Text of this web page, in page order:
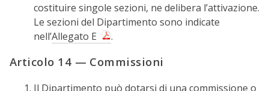
costituire singole sezioni, ne delibera l’attivazione.
Le sezioni del Dipartimento sono indicate
nell’Allegato E .
Articolo 14 — Commissioni
Il Dipartimento può dotarsi di una commissione o